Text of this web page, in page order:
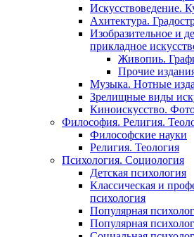
Искусствоведение.
Ахитектура.
Изобразительное и
прикладное
Живопиь.
Прочие
Музыка. Нотные
Зрелищные виды
Киноискусство.
Философия. Религия.
Философские науки
Религия. Теология
Психология. Социология
Детская психология
Классическая и
психология
Популярная
Популярная